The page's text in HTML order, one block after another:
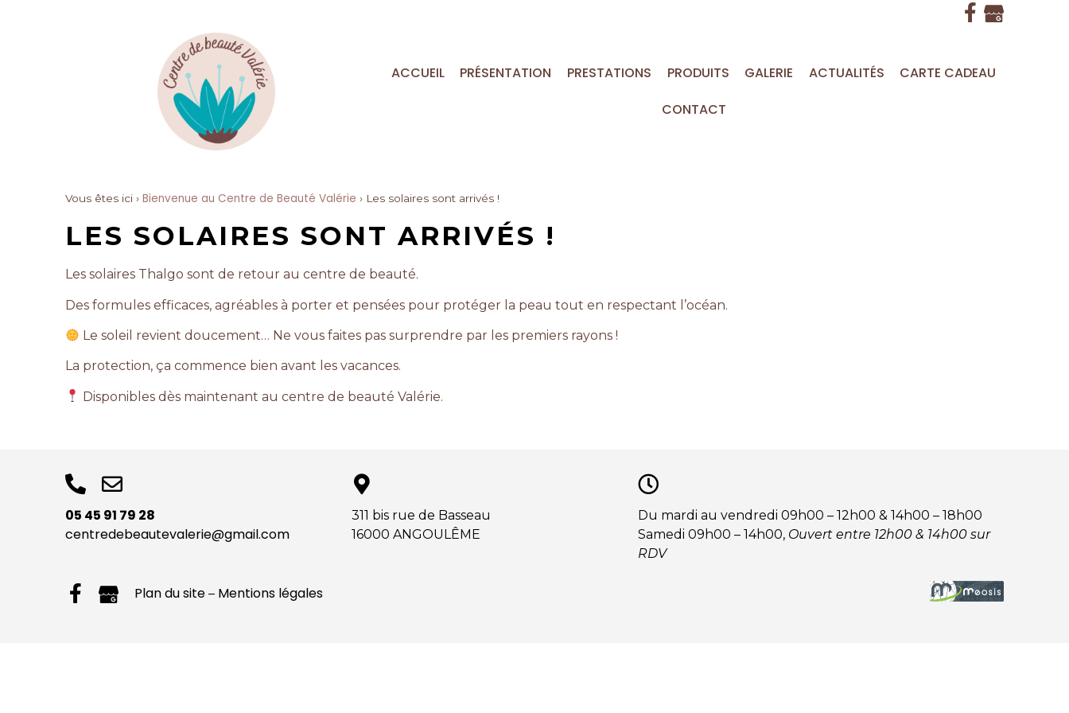
ACCUEIL PRÉSENTATION PRESTATIONS PRODUITS GALERIE ACTUALITÉS
CARTE CADEAU
CONTACT
Vous êtes ici › Bienvenue au Centre de Beauté Valérie › Les solaires sont arrivés !
LES SOLAIRES SONT ARRIVÉS !
Les solaires Thalgo sont de retour au centre de beauté.
Des formules efficaces, agréables à porter et pensées pour protéger la peau tout en respectant l’océan.
Le soleil revient doucement… Ne vous faites pas surprendre par les premiers rayons !
La protection, ça commence bien avant les vacances.
Disponibles dès maintenant au centre de beauté Valérie.
05 45 91 79 28
centredebeautevalerie@gmail.com
311 bis rue de Basseau
16000 ANGOULÊME
Du mardi au vendredi 09h00 – 12h00 & 14h00 – 18h00
Samedi 09h00 – 14h00, Ouvert entre 12h00 & 14h00 sur
RDV
Plan du site – Mentions légales